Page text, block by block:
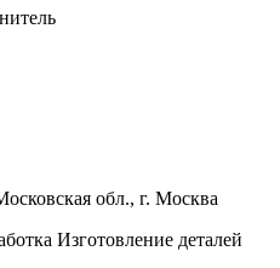
обл., г. Москва
Изготовление деталей